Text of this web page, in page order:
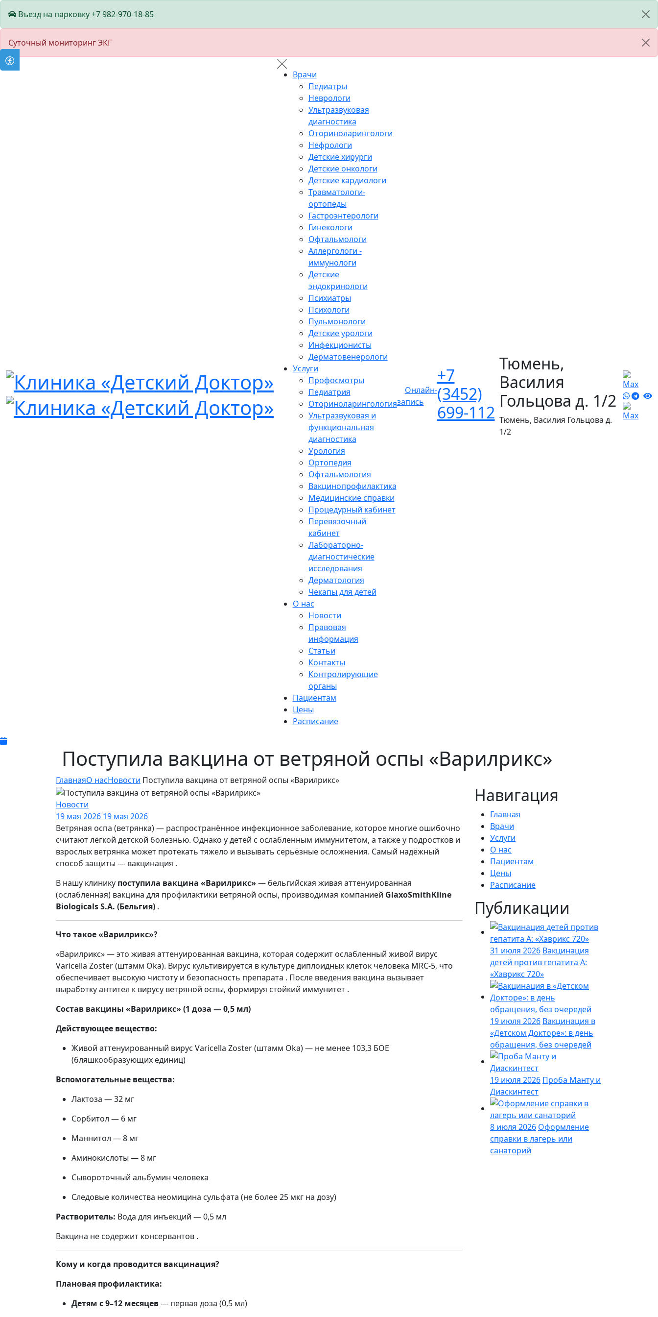
Въезд на парковку +7 982-970-18-85
Суточный мониторинг ЭКГ
Врачи
Педиатры
Неврологи
Ультразвуковая
диагностика
Оториноларингологи
Нефрологи
Детские хирурги
Детские онкологи
Детские кардиологи
Травматологи-
ортопеды
Гастроэнтерологи
Гинекологи
Офтальмологи
Аллергологи -
иммунологи
Детские
эндокринологи
Психиатры
Психологи
Пульмонологи
Детские урологи
Инфекционисты
Дерматовенерологи
Услуги
Профосмотры
Педиатрия
Оториноларингология
Ультразвуковая и
функциональная
диагностика
Урология
Ортопедия
Офтальмология
Вакцинопрофилактика
Медицинские справки
Процедурный кабинет
Перевязочный
кабинет
Лабораторно-
диагностические
исследования
Дерматология
Чекапы для детей
О нас
Новости
Правовая
информация
Статьи
Контакты
Контролирующие
органы
Пациентам
Цены
Расписание
Онлайн-
запись
+7
(3452)
699-112
Тюмень,
Василия
Гольцова д. 1/2
Тюмень, Василия Гольцова д.
1/2
Поступила вакцина от ветряной оспы «Варилрикс»
ГлавнаяО насНовости Поступила вакцина от ветряной оспы «Варилрикс»
Новости
19 мая 2026 19 мая 2026
Ветряная оспа (ветрянка) — распространённое инфекционное заболевание, которое многие ошибочно
считают лёгкой детской болезнью. Однако у детей с ослабленным иммунитетом, а также у подростков и
взрослых ветрянка может протекать тяжело и вызывать серьёзные осложнения. Самый надёжный
способ защиты — вакцинация .
В нашу клинику поступила вакцина «Варилрикс» — бельгийская живая аттенуированная
(ослабленная) вакцина для профилактики ветряной оспы, производимая компанией GlaxoSmithKline
Biologicals S.A. (Бельгия) .
Что такое «Варилрикс»?
«Варилрикс» — это живая аттенуированная вакцина, которая содержит ослабленный живой вирус
Varicella Zoster (штамм Oka). Вирус культивируется в культуре диплоидных клеток человека MRC-5, что
обеспечивает высокую чистоту и безопасность препарата . После введения вакцина вызывает
выработку антител к вирусу ветряной оспы, формируя стойкий иммунитет .
Состав вакцины «Варилрикс» (1 доза — 0,5 мл)
Действующее вещество:
Живой аттенуированный вирус Varicella Zoster (штамм Oka) — не менее 103,3 БОЕ
(бляшкообразующих единиц)
Вспомогательные вещества:
Лактоза — 32 мг
Сорбитол — 6 мг
Маннитол — 8 мг
Аминокислоты — 8 мг
Сывороточный альбумин человека
Следовые количества неомицина сульфата (не более 25 мкг на дозу)
Растворитель: Вода для инъекций — 0,5 мл
Вакцина не содержит консервантов .
Кому и когда проводится вакцинация?
Плановая профилактика:
Детям с 9–12 месяцев— первая доза (0,5 мл)
Навигация
Главная
Врачи
Услуги
О нас
Пациентам
Цены
Расписание
Публикации
31 июля 2026 Вакцинация
детей против гепатита А:
«Хаврикс 720»
19 июля 2026 Вакцинация в
«Детском Докторе»: в день
обращения, без очередей
19 июля 2026 Проба Манту и
Диаскинтест
8 июля 2026 Оформление
справки в лагерь или
санаторий